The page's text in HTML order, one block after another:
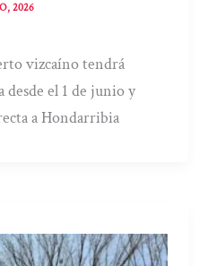
2026
vizcaíno tendrá
desde el 1 de junio y
a Hondarribia